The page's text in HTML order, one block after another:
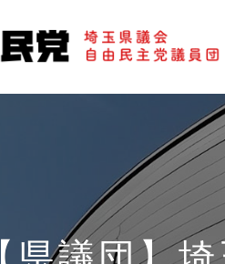
【県議団】